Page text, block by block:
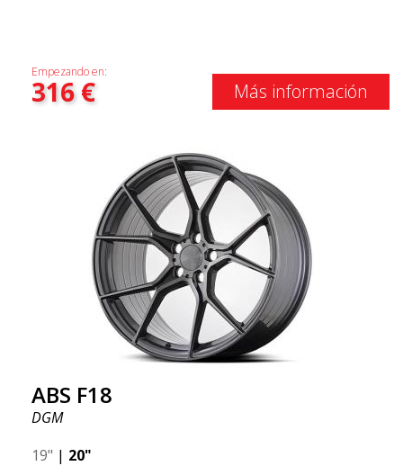
Empezando en:
316€ Más información
ABS F18
DGM
19" | 20"